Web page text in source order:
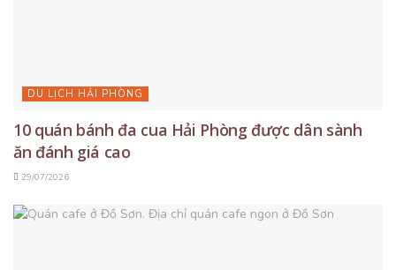
DU LỊCH HẢI PHÒNG
10 quán bánh đa cua Hải Phòng được dân sành
ăn đánh giá cao
29/07/2026